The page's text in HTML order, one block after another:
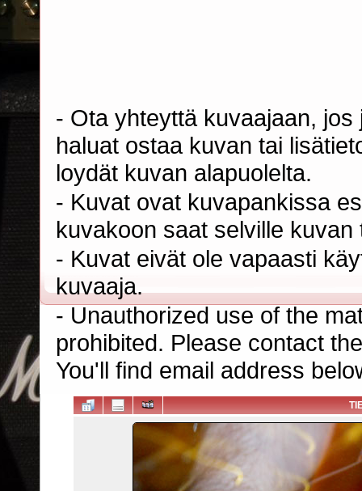
- Ota yhteyttä kuvaajaan,
haluat ostaa kuvan tai
loydät kuvan alapuolelta.
- Kuvat ovat kuvapankissa
kuvakoon saat selville
- Kuvat eivät ole vapaasti
kuvaaja.
- Unauthorized use of the
prohibited. Please contact
You'll find email address